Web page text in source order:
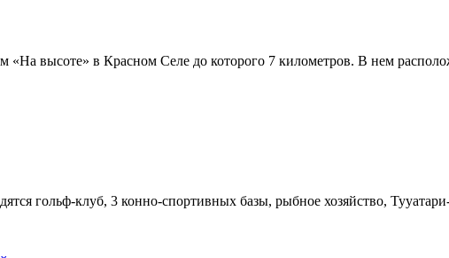
«На высоте» в Красном Селе до которого 7 километров. В нем
гольф-клуб, 3 конно-спортивных базы, рыбное хозяйство,